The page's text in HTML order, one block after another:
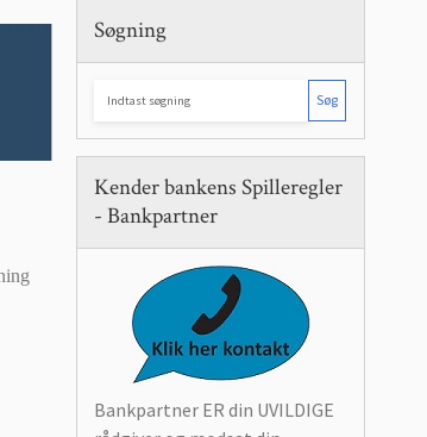
Søgning
Søg
Kender bankens Spilleregler
- Bankpartner
Bankpartner ER din UVILDIGE